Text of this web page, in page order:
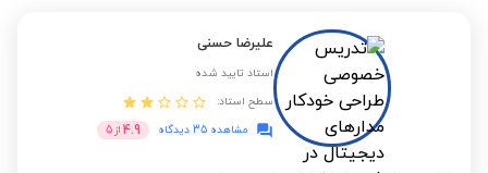
علیرضا حسنی
استاد تایید شده
سطح استاد:
مشاهده 35 دیدگاه
4.9 از 5